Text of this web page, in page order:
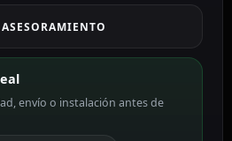
envío o instalación antes de